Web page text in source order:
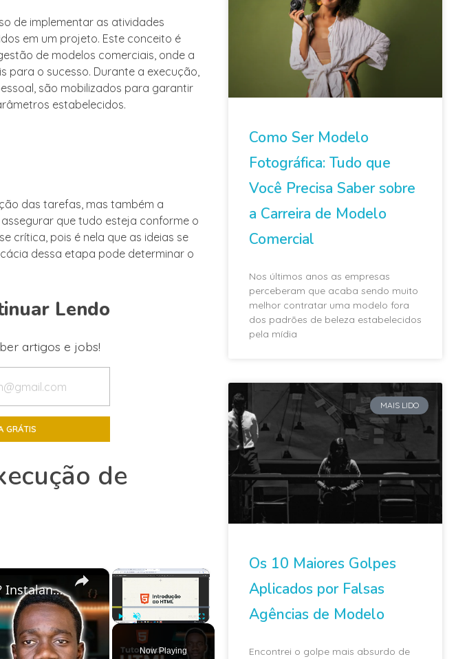
de implementar as atividades
em um projeto. Este conceito é
de modelos comerciais, onde a
para o sucesso. Durante a execução,
são mobilizados para garantir
estabelecidos.
das tarefas, mas também a
que tudo esteja conforme o
crítica, pois é nela que as ideias se
dessa etapa pode determinar o
Lendo
artigos e jobs!
de
×
Unmute Fullscreen
Now Playing
×
Curso de HTML - O que é HTML? Instalando o VSCODE
Como Ser Modelo
Fotográfica: Tudo que
Você Precisa Saber sobre
a Carreira de Modelo
Comercial
Nos últimos anos as empresas
perceberam que acaba sendo muito
melhor contratar uma modelo fora
dos padrões de beleza estabelecidos
pela mídia
MAIS LIDO
Os 10 Maiores Golpes
Aplicados por Falsas
Agências de Modelo
Encontrei o golpe mais absurdo de